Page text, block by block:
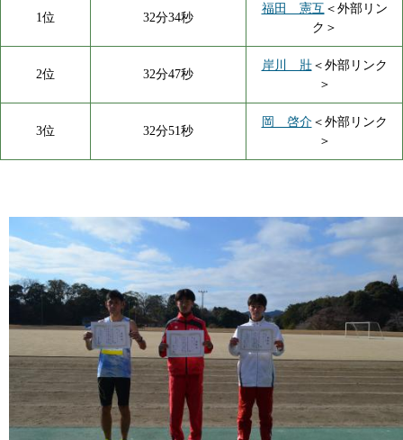
1位 32分34秒
福田 憲互 ＜外部リン
ク＞
2位 32分47秒
岸川 壯＜外部リンク
＞
3位 32分51秒
岡 啓介＜外部リンク
＞